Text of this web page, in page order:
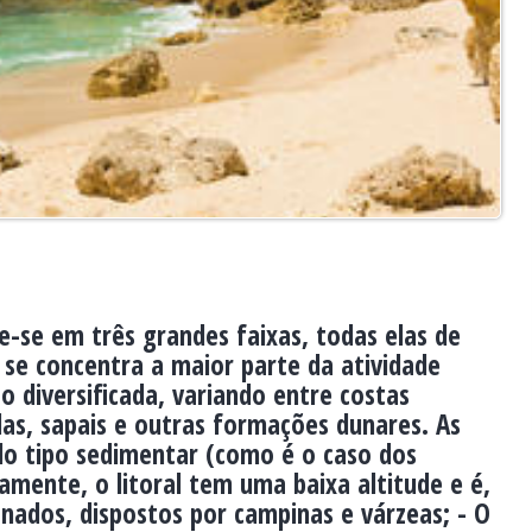
se em três grandes faixas, todas elas de
concentra a maior parte da atividade
diversificada, variando entre costas
sapais e outras formações dunares. As
tipo sedimentar (como é o caso dos
o litoral tem uma baixa altitude e é,
dispostos por campinas e várzeas; - O